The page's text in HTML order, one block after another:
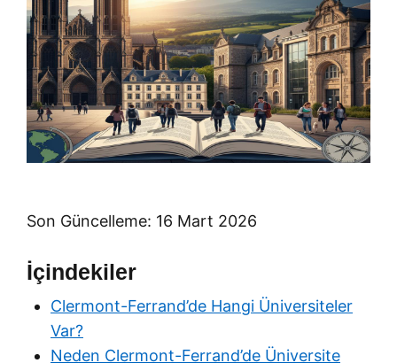
Son Güncelleme: 16 Mart 2026
İçindekiler
Clermont-Ferrand’de Hangi Üniversiteler
Var?
Neden Clermont-Ferrand’de Üniversite